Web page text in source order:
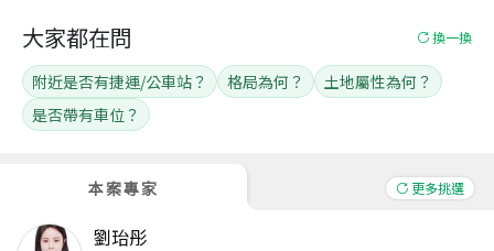
本案專家 更多挑選
劉珆彤
大家都在問 換一換
附近是否有捷運/公車站？ 格局為何？
土地屬性為何？
是否帶有車位？